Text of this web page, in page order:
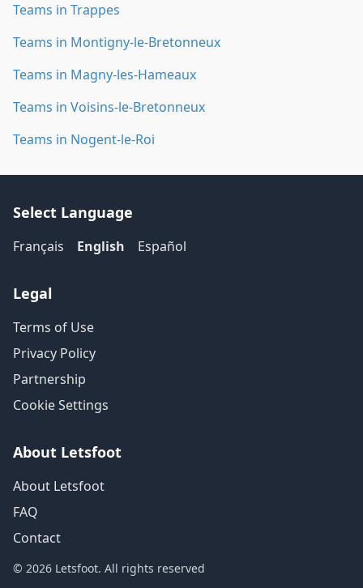
Teams in Trappes
Teams in Montigny-le-Bretonneux
Teams in Magny-les-Hameaux
Teams in Voisins-le-Bretonneux
Teams in Nogent-le-Roi
Select Language
Français English Español
Legal
Terms of Use
Privacy Policy
Partnership
Cookie Settings
About Letsfoot
About Letsfoot
FAQ
Contact
© 2026 Letsfoot. All rights reserved